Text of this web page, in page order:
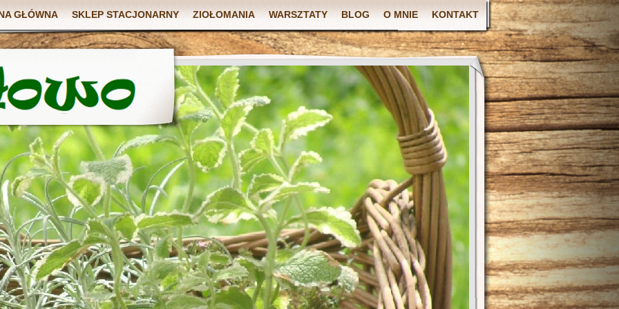
GŁÓWNA SKLEP STACJONARNY ZIOŁOMANIA WARSZTATY BLOG O MNIE KONTAKT